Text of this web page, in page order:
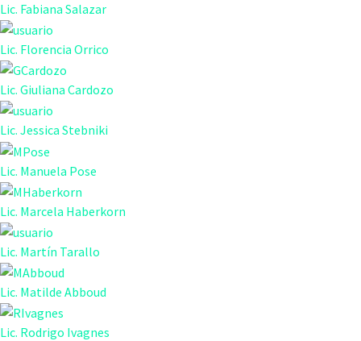
Lic. Fabiana Salazar
Lic. Florencia Orrico
Lic. Giuliana Cardozo
Lic. Jessica Stebniki
Lic. Manuela Pose
Lic. Marcela Haberkorn
Lic. Martín Tarallo
Lic. Matilde Abboud
Lic. Rodrigo Ivagnes